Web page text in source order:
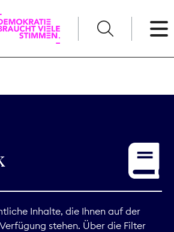
Inhalte, die Ihnen auf der
stehen. Über die Filter